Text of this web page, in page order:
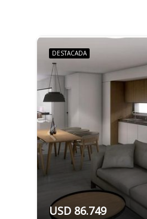
DESTACADA
USD 86.749